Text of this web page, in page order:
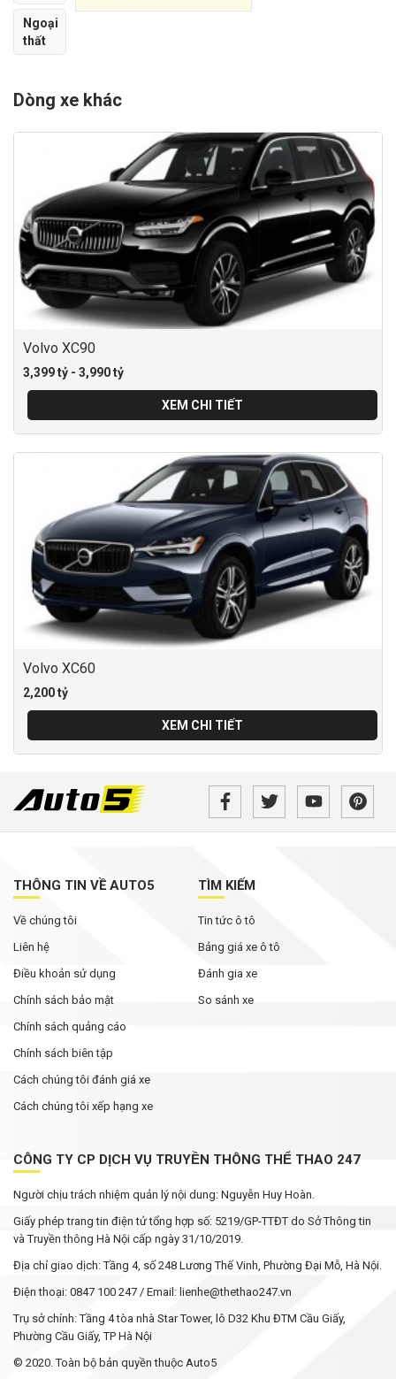
Ngoại
thất
Dòng xe khác
Volvo XC90
3,399 tỷ - 3,990 tỷ
XEM CHI TIẾT
Volvo XC60
2,200 tỷ
XEM CHI TIẾT
THÔNG TIN VỀ AUTO5
Về chúng tôi
Liên hệ
Điều khoản sử dụng
Chính sách bảo mật
Chính sách quảng cáo
Chính sách biên tập
Cách chúng tôi đánh giá xe
Cách chúng tôi xếp hạng xe
TÌM KIẾM
Tin tức ô tô
Bảng giá xe ô tô
Đánh gia xe
So sánh xe
CÔNG TY CP DỊCH VỤ TRUYỀN THÔNG THỂ THAO 247
Người chịu trách nhiệm quản lý nội dung: Nguyễn Huy Hoàn.
Giấy phép trang tin điện tử tổng hợp số: 5219/GP-TTĐT do Sở Thông tin
và Truyền thông Hà Nội cấp ngày 31/10/2019.
Địa chỉ giao dịch: Tầng 4, số 248 Lương Thế Vinh, Phường Đại Mỗ, Hà Nội.
Điện thoại: 0847 100 247 / Email: lienhe@thethao247.vn
Trụ sở chính: Tầng 4 tòa nhà Star Tower, lô D32 Khu ĐTM Cầu Giấy,
Phường Cầu Giấy, TP Hà Nội
© 2020. Toàn bộ bản quyền thuộc Auto5